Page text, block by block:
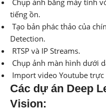
Chụp ảnh bằng máy tính
tiếng ồn.
Tạo bản phác thảo của
Detection.
RTSP và IP Streams.
Chụp ảnh màn hình dưới
Import video Youtube trực
Các dự án Deep
Vision: